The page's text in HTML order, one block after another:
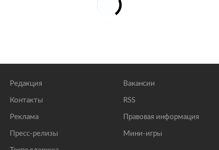
Редакция
Контакты
Реклама
Пресс-релизы
Вакансии
RSS
Правовая информация
Мини-игры